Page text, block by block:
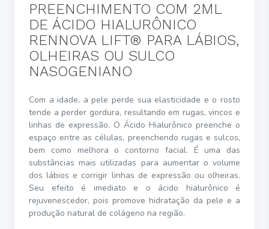
PREENCHIMENTO COM 2ML
DE ÁCIDO HIALURÔNICO
RENNOVA LIFT® PARA LÁBIOS,
OLHEIRAS OU SULCO
NASOGENIANO
Com a idade, a pele perde sua elasticidade e o rosto
tende a perder gordura, resultando em rugas, vincos e
linhas de expressão. O Ácido Hialurônico preenche o
espaço entre as células, preenchendo rugas e sulcos,
bem como melhora o contorno facial. É uma das
substâncias mais utilizadas para aumentar o volume
dos lábios e corrigir linhas de expressão ou olheiras.
Seu efeito é imediato e o ácido hialurônico é
rejuvenescedor, pois promove hidratação da pele e a
produção natural de colágeno na região.